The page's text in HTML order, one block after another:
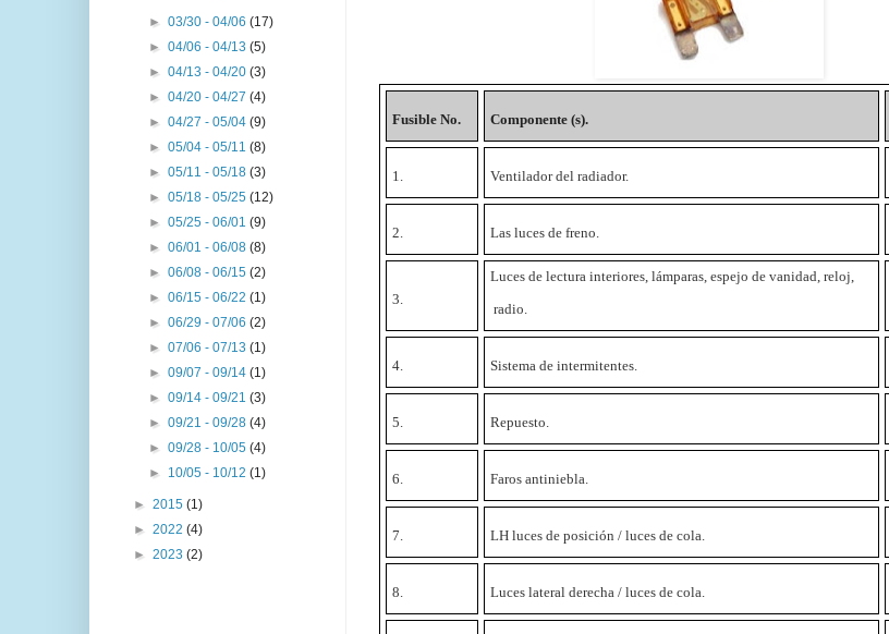
Fusible No. Componente (s).
1. Ventilador del radiador.
2. Las luces de freno.
3.
Luces de lectura interiores, lámparas, espejo de vanidad, reloj,
radio.
4. Sistema de intermitentes.
5. Repuesto.
6. Faros antiniebla.
7. LH luces de posición / luces de cola.
8. Luces lateral derecha / luces de cola.
►03/30 - 04/06(17)
►04/06 - 04/13(5)
►04/13 - 04/20(3)
►04/20 - 04/27(4)
►04/27 - 05/04(9)
►05/04 - 05/11(8)
►05/11 - 05/18(3)
►05/18 - 05/25(12)
►05/25 - 06/01(9)
►06/01 - 06/08(8)
►06/08 - 06/15(2)
►06/15 - 06/22(1)
►06/29 - 07/06(2)
►07/06 - 07/13(1)
►09/07 - 09/14(1)
►09/14 - 09/21(3)
►09/21 - 09/28(4)
►09/28 - 10/05(4)
► 10/05 - 10/12(1)
► 2015 (1)
► 2022 (4)
► 2023 (2)